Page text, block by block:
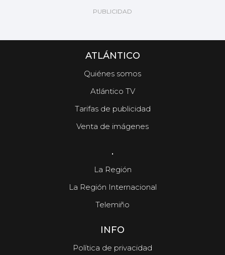
ATLÁNTICO
Quiénes somos
Atlántico TV
Tarifas de publicidad
Venta de imágenes
.
La Región
La Región Internacional
Telemiño
INFO
Política de privacidad